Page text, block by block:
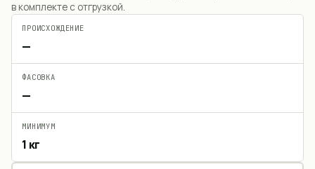
в комплекте с отгрузкой.
ПРОИСХОЖДЕНИЕ
—
ФАСОВКА
—
МИНИМУМ
1 кг